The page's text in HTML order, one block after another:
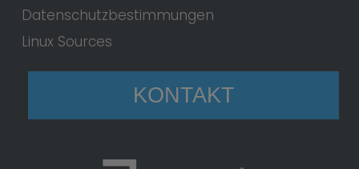
Datenschutzbestimmungen
Linux Sources
KONTAKT